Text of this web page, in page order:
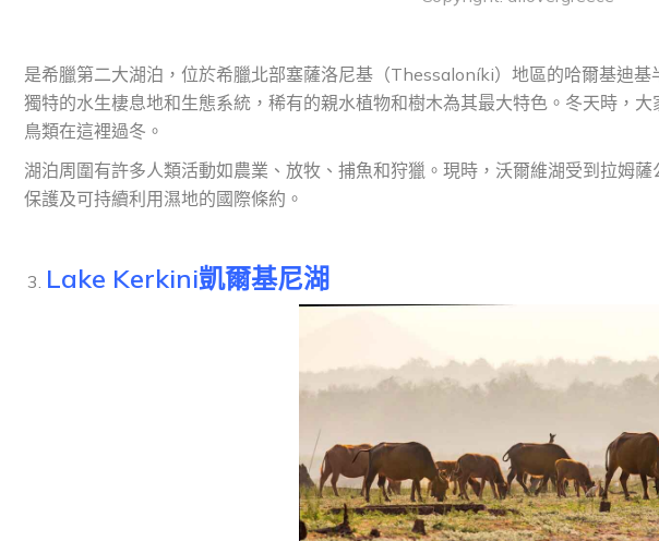
是希臘第二大湖泊，位於希臘北部塞薩洛尼基（Thessaloníki）地區的哈爾基迪
獨特的水生棲息地和生態系統，稀有的親水植物和樹木為其最大特色。冬天時，
鳥類在這裡過冬。
湖泊周圍有許多人類活動如農業、放牧、捕魚和狩獵。現時，沃爾維湖受到拉姆
保護及可持續利用濕地的國際條約。
Lake Kerkini凱爾基尼湖